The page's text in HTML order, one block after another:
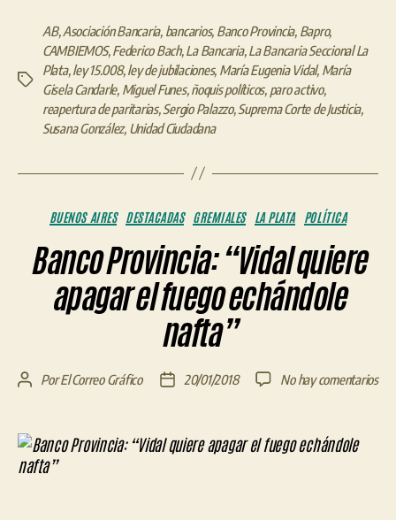
Etiquetas
AB, Asociación Bancaria, bancarios, Banco Provincia, Bapro,
CAMBIEMOS, Federico Bach, La Bancaria, La Bancaria Seccional La
Plata, ley 15.008, ley de jubilaciones, María Eugenia Vidal, María
Gisela Candarle, Miguel Funes, ñoquis políticos, paro activo,
reapertura de paritarias, Sergio Palazzo, Suprema Corte de Justicia,
Susana González, Unidad Ciudadana
Categorías
BUENOS AIRES DESTACADAS GREMIALES LA PLATA POLÍTICA
Banco Provincia: “Vidal quiere
apagar el fuego echándole
nafta”
Autor
entrada
PorEl Correo Gráfico
Fecha
entrada
20/01/2018 No hay comentariosen